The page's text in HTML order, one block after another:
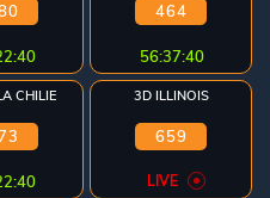
464
56:37:40
CHILIE 3D ILLINOIS
659
LIVE